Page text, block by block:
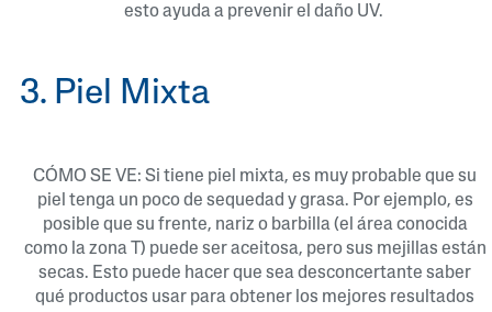
esto ayuda a prevenir el daño UV.
3. Piel Mixta
CÓMO SE VE: Si tiene piel mixta, es muy probable que su
piel tenga un poco de sequedad y grasa. Por ejemplo, es
posible que su frente, nariz o barbilla (el área conocida
como la zona T) puede ser aceitosa, pero sus mejillas están
secas. Esto puede hacer que sea desconcertante saber
qué productos usar para obtener los mejores resultados